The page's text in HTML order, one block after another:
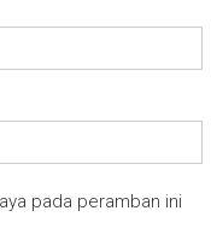
pada peramban ini